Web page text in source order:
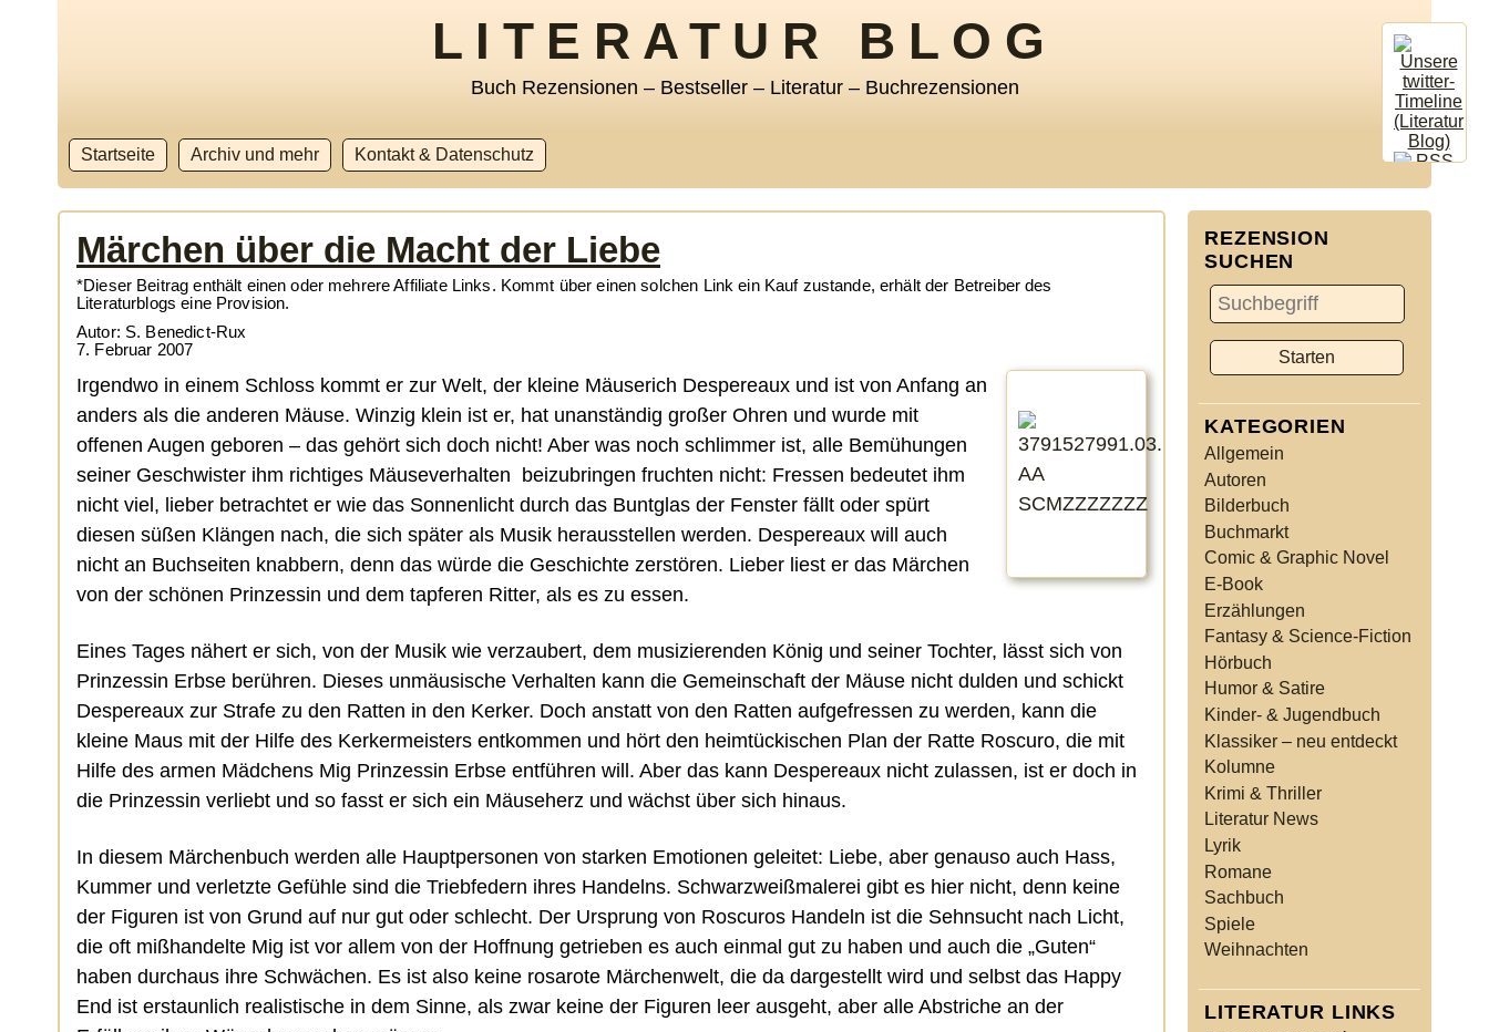
LITERATUR BLOG
Buch Rezensionen – Bestseller – Literatur – Buchrezensionen
Startseite Archiv und mehr Kontakt & Datenschutz
REZENSION
SUCHEN
KATEGORIEN
Allgemein
Autoren
Bilderbuch
Buchmarkt
Comic & Graphic Novel
E-Book
Erzählungen
Fantasy & Science-Fiction
Hörbuch
Humor & Satire
Kinder- & Jugendbuch
Klassiker – neu entdeckt
Kolumne
Krimi & Thriller
Literatur News
Lyrik
Romane
Sachbuch
Spiele
Weihnachten
LITERATUR LINKS
Märchen über die Macht der Liebe
*Dieser Beitrag enthält einen oder mehrere Affiliate Links. Kommt über einen solchen Link ein Kauf zustande, erhält der Betreiber des
Literaturblogs eine Provision.
Autor: S. Benedict-Rux
7. Februar 2007
Irgendwo in einem Schloss kommt er zur Welt, der kleine Mäuserich Despereaux und ist von Anfang an
anders als die anderen Mäuse. Winzig klein ist er, hat unanständig großer Ohren und wurde mit
offenen Augen geboren – das gehört sich doch nicht! Aber was noch schlimmer ist, alle Bemühungen
seiner Geschwister ihm richtiges Mäuseverhalten beizubringen fruchten nicht: Fressen bedeutet ihm
nicht viel, lieber betrachtet er wie das Sonnenlicht durch das Buntglas der Fenster fällt oder spürt
diesen süßen Klängen nach, die sich später als Musik herausstellen werden. Despereaux will auch
nicht an Buchseiten knabbern, denn das würde die Geschichte zerstören. Lieber liest er das Märchen
von der schönen Prinzessin und dem tapferen Ritter, als es zu essen.
Eines Tages nähert er sich, von der Musik wie verzaubert, dem musizierenden König und seiner Tochter, lässt sich von
Prinzessin Erbse berühren. Dieses unmäusische Verhalten kann die Gemeinschaft der Mäuse nicht dulden und schickt
Despereaux zur Strafe zu den Ratten in den Kerker. Doch anstatt von den Ratten aufgefressen zu werden, kann die
kleine Maus mit der Hilfe des Kerkermeisters entkommen und hört den heimtückischen Plan der Ratte Roscuro, die mit
Hilfe des armen Mädchens Mig Prinzessin Erbse entführen will. Aber das kann Despereaux nicht zulassen, ist er doch in
die Prinzessin verliebt und so fasst er sich ein Mäuseherz und wächst über sich hinaus.
In diesem Märchenbuch werden alle Hauptpersonen von starken Emotionen geleitet: Liebe, aber genauso auch Hass,
Kummer und verletzte Gefühle sind die Triebfedern ihres Handelns. Schwarzweißmalerei gibt es hier nicht, denn keine
der Figuren ist von Grund auf nur gut oder schlecht. Der Ursprung von Roscuros Handeln ist die Sehnsucht nach Licht,
die oft mißhandelte Mig ist vor allem von der Hoffnung getrieben es auch einmal gut zu haben und auch die „Guten“
haben durchaus ihre Schwächen. Es ist also keine rosarote Märchenwelt, die da dargestellt wird und selbst das Happy
End ist erstaunlich realistische in dem Sinne, als zwar keine der Figuren leer ausgeht, aber alle Abstriche an der